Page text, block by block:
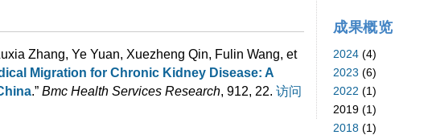
Zhang, Ye Yuan, Xuezheng Qin, Fulin Wang, et
Migration for Chronic Kidney Disease: A
.” Bmc Health Services Research, 912, 22. 访问
成果概览
2024 (4)
2023 (6)
2022 (1)
2019 (1)
2018 (1)